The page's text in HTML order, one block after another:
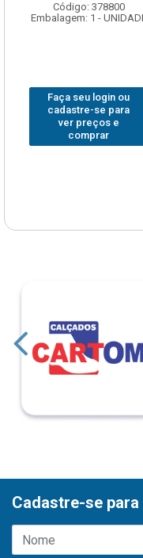
Código: 378800
Embalagem: 1 -
Faça seu login ou
cadastre-se para
ver preços e
comprar
Cadastre-se